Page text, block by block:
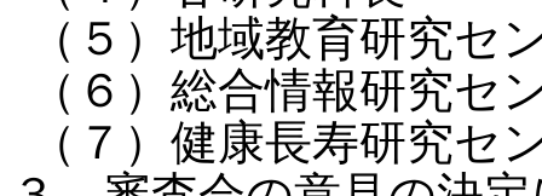
（５）地域教育研究セ
（６）総合情報研究セ
（７）健康長寿研究セ